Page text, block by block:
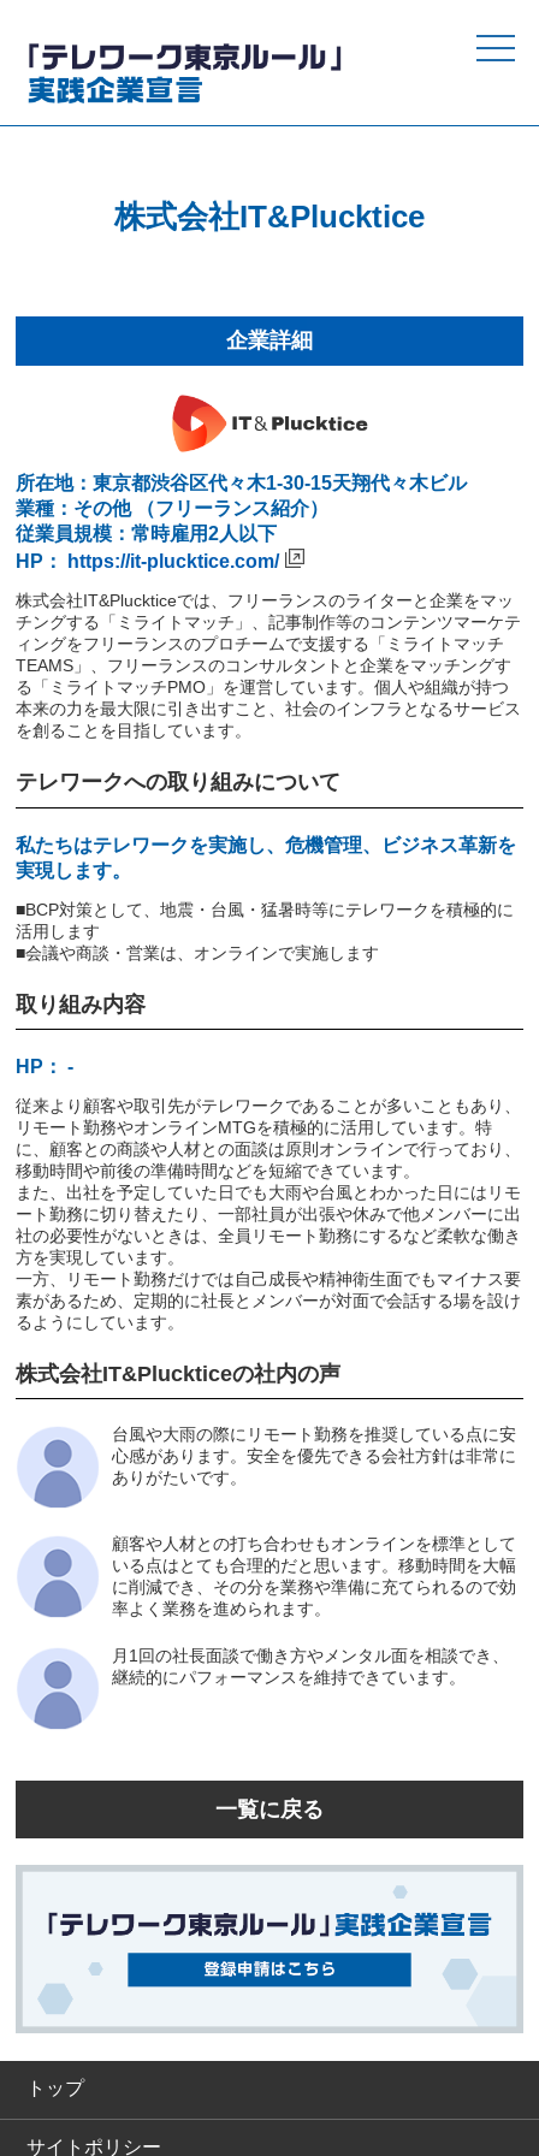
toggle
株式会社IT&Plucktice
企業詳細
所在地：東京都渋谷区代々木1-30-15天翔代々木ビル
業種：その他 （フリーランス紹介）
従業員規模：常時雇用2人以下
HP：
https://it-plucktice.com/
株式会社IT&Pluckticeでは、フリーランスのライターと企業をマッ
チングする「ミライトマッチ」、記事制作等のコンテンツマーケテ
ィングをフリーランスのプロチームで支援する「ミライトマッチ
TEAMS」、フリーランスのコンサルタントと企業をマッチングす
る「ミライトマッチPMO」を運営しています。個人や組織が持つ
本来の力を最大限に引き出すこと、社会のインフラとなるサービス
を創ることを目指しています。
テレワークへの取り組みについて
私たちはテレワークを実施し、危機管理、ビジネス革新を
実現します。
■BCP対策として、地震・台風・猛暑時等にテレワークを積極的に
活用します
■会議や商談・営業は、オンラインで実施します
取り組み内容
HP： -
従来より顧客や取引先がテレワークであることが多いこともあり、
リモート勤務やオンラインMTGを積極的に活用しています。特
に、顧客との商談や人材との面談は原則オンラインで行っており、
移動時間や前後の準備時間などを短縮できています。
また、出社を予定していた日でも大雨や台風とわかった日にはリモ
ート勤務に切り替えたり、一部社員が出張や休みで他メンバーに出
社の必要性がないときは、全員リモート勤務にするなど柔軟な働き
方を実現しています。
一方、リモート勤務だけでは自己成長や精神衛生面でもマイナス要
素があるため、定期的に社長とメンバーが対面で会話する場を設け
るようにしています。
株式会社IT&Pluckticeの社内の声
台風や大雨の際にリモート勤務を推奨している点に安
心感があります。安全を優先できる会社方針は非常に
ありがたいです。
顧客や人材との打ち合わせもオンラインを標準として
いる点はとても合理的だと思います。移動時間を大幅
に削減でき、その分を業務や準備に充てられるので効
率よく業務を進められます。
月1回の社長面談で働き方やメンタル面を相談でき、
継続的にパフォーマンスを維持できています。
一覧に戻る
トップ
サイトポリシー